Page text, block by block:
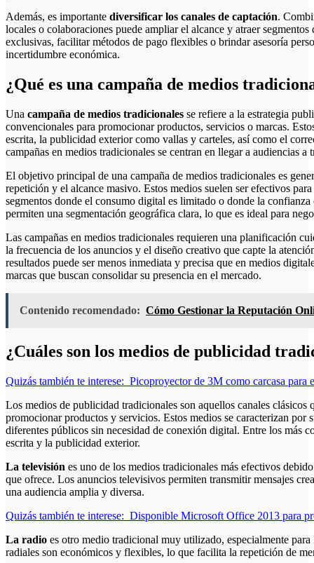
Además, es importante diversificar los canales de captación.
locales o colaboraciones puede ampliar el alcance y atraer
exclusivas, facilitar métodos de pago flexibles o brindar asesoría
incertidumbre económica.
¿Qué es una campaña de medios
Una campaña de medios tradicionales se refiere a la estrategia
convencionales para promocionar productos, servicios o marcas.
escrita, la publicidad exterior como vallas y carteles, así como el
campañas en medios tradicionales se centran en llegar a audiencias
El objetivo principal de una campaña de medios tradicionales es
repetición y el alcance masivo. Estos medios suelen ser efectivos
segmentos donde el consumo digital es limitado o donde la
permiten una segmentación geográfica clara, lo que es ideal para
Las campañas en medios tradicionales requieren una planificación
la frecuencia de los anuncios y el diseño creativo que capte la
resultados puede ser menos inmediata y precisa que en medios
marcas que buscan consolidar su presencia en el mercado.
Contenido recomendado: Cómo Gestionar la Reputación
¿Cuáles son los medios de publicidad
Quizás también te interese: Picoproyector de 3M como carcasa para
Los medios de publicidad tradicionales son aquellos canales clásicos
promocionar productos y servicios. Estos medios se caracterizan por
diferentes públicos sin necesidad de conexión digital. Entre los más
escrita y la publicidad exterior.
La televisión es uno de los medios tradicionales más efectivos
que ofrece. Los anuncios televisivos permiten transmitir mensajes
una audiencia amplia y diversa.
Quizás también te interese: Disponible Microsoft Office 2013 para
La radio es otro medio tradicional muy utilizado, especialmente
radiales son económicos y flexibles, lo que facilita la repetición de